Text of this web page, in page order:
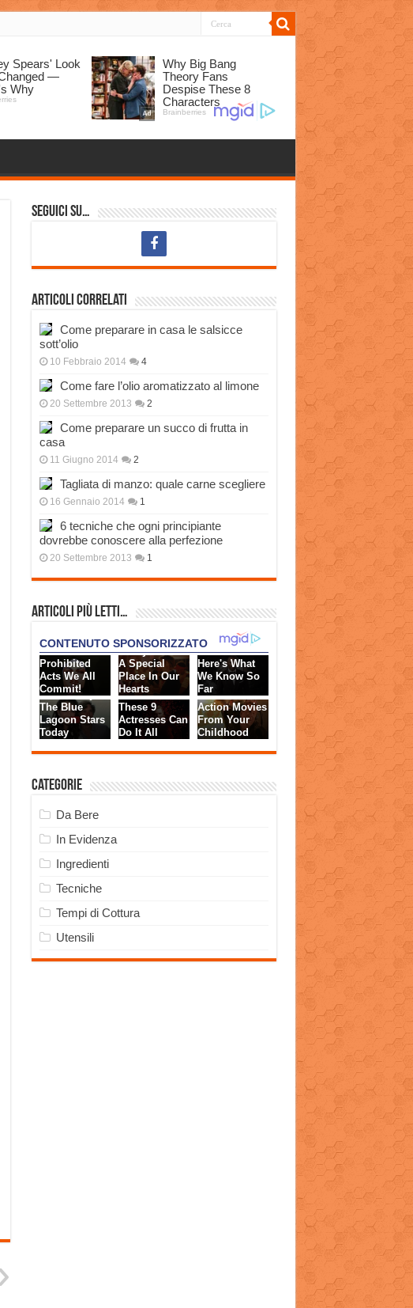
Seguici su…
Articoli correlati
Come preparare in casa le salsicce
sott’olio
10 Febbraio 2014 4
Come fare l’olio aromatizzato al limone
20 Settembre 2013 2
Come preparare un succo di frutta in
casa
11 Giugno 2014 2
Tagliata di manzo: quale carne scegliere
16 Gennaio 2014 1
6 tecniche che ogni principiante
dovrebbe conoscere alla perfezione
20 Settembre 2013 1
Articoli più Letti…
Categorie
Da Bere
In Evidenza
Ingredienti
Tecniche
Tempi di Cottura
Utensili